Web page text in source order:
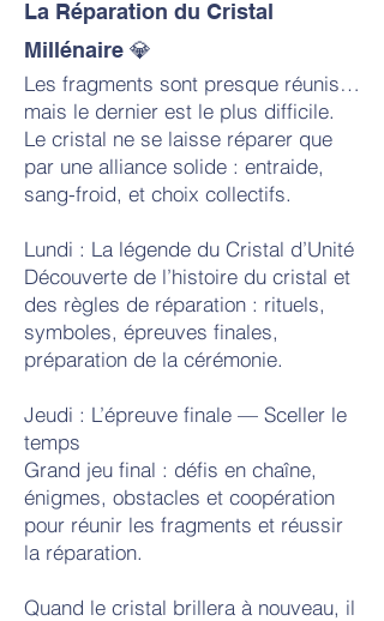
La Réparation du Cristal
Millénaire 💎
Les fragments sont presque réunis…
mais le dernier est le plus difficile.
Le cristal ne se laisse réparer que
par une alliance solide : entraide,
sang-froid, et choix collectifs.
Lundi : La légende du Cristal d’Unité
Découverte de l’histoire du cristal et
des règles de réparation : rituels,
symboles, épreuves finales,
préparation de la cérémonie.
Jeudi : L’épreuve finale — Sceller le
temps
Grand jeu final : défis en chaîne,
énigmes, obstacles et coopération
pour réunir les fragments et réussir
la réparation.
Quand le cristal brillera à nouveau, il